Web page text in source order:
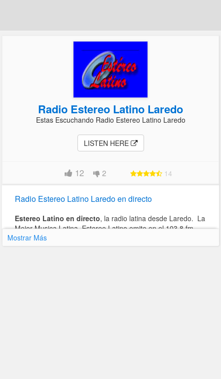
Radio Estereo Latino Laredo
Estas Escuchando Radio Estereo Latino Laredo
LISTEN HERE
12 2 14
Radio Estereo Latino Laredo en directo
Estereo Latino en directo, la radio latina desde Laredo. La
Mejor Musica Latina. Estereo Latino emite en el 103.8 fm.
Mostrar Más